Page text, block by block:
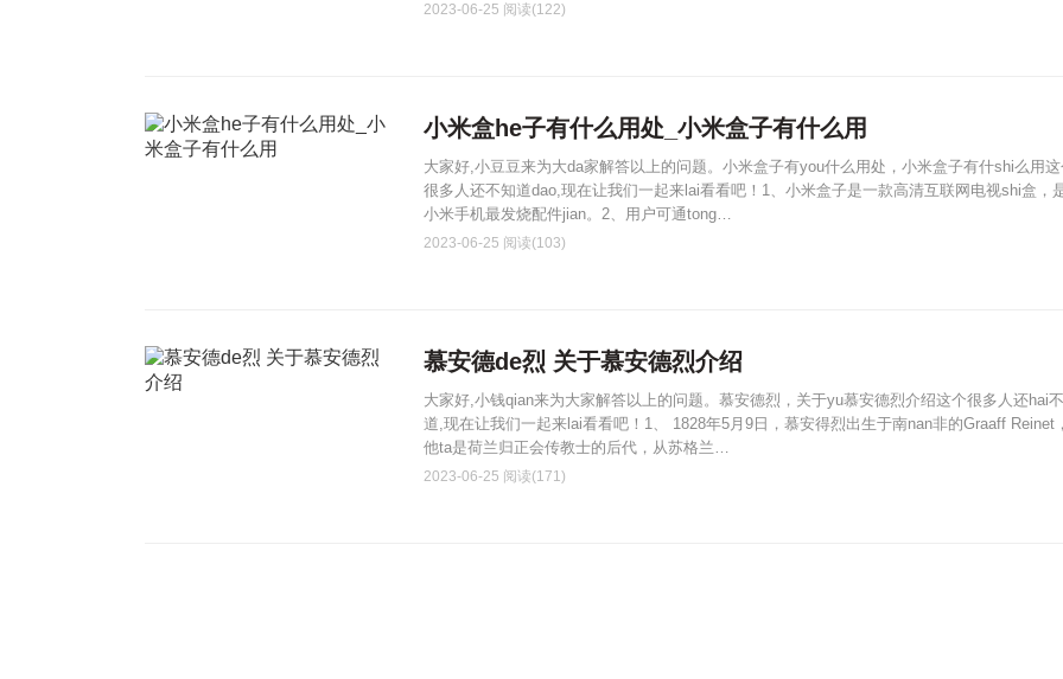
2023-06-25 阅读(122)
小米盒he子有什么用处_小米盒子有什么用
大家好,小豆豆来为大da家解答以上的问题。小米盒子有you什么用处，小米盒子有什shi么用这
很多人还不知道dao,现在让我们一起来lai看看吧！1、小米盒子是一款高清互联网电视shi盒，
小米手机最发烧配件jian。2、用户可通tong…
2023-06-25 阅读(103)
慕安德de烈 关于慕安德烈介绍
大家好,小钱qian来为大家解答以上的问题。慕安德烈，关于yu慕安德烈介绍这个很多人还hai
道,现在让我们一起来lai看看吧！1、 1828年5月9日，慕安得烈出生于南nan非的Graaff Reinet，
他ta是荷兰归正会传教士的后代，从苏格兰…
2023-06-25 阅读(171)